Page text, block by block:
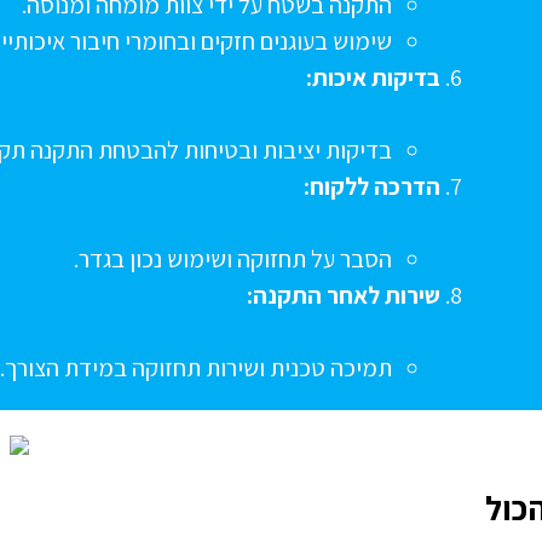
שימוש בעוגנים חזקים ובחומרי חיבור
בדיקות איכות:
בדיקות יציבות ובטיחות להבטחת התקנה
הדרכה ללקוח:
הסבר על תחזוקה ושימוש נכון בגדר.
שירות לאחר התקנה:
תמיכה טכנית ושירות תחזוקה במידת הצורך.